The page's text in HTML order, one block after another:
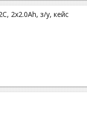
2x2.0Ah, з/у, кейс